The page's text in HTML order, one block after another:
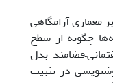
آرامگاهی
چگونه از سطح
بدل
در تثبیت